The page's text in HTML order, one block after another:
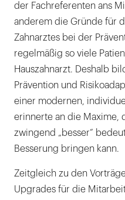
der Fachreferenten ans
anderem die Gründe für
Zahnarztes bei der
regelmäßig so viele
Hauszahnarzt. Deshalb
Prävention und
einer modernen,
erinnerte an die Maxime,
zwingend „besser“
Besserung bringen kann.
Zeitgleich zu den
Upgrades für die